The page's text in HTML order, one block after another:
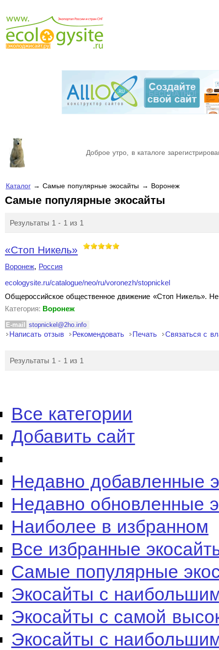
Доброе утро, в каталоге
Каталог→ Самые популярные экосайты → Воронеж
Самые популярные экосайты
Результаты 1 - 1 из 1
«Стоп Никель»
Воронеж, Россия
ecologysite.ru/catalogue/neo/ru/voronezh/stopnickel
Общероссийское общественное движение «Стоп Никель».
Категория: Воронеж
E-mail stopnickel@2ho.info
Написать отзыв Рекомендовать Печать Связаться с
Результаты 1 - 1 из 1
Все категории
Добавить сайт
Недавно добавленные
Недавно обновленные
Наиболее в избранном
Все избранные
Самые популярные
Экосайты с
Экосайты с самой
Экосайты с